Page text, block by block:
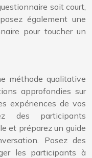
soit court,
également une
pour toucher un
méthode qualitative
approfondies sur
expériences de vos
des participants
et préparez un guide
Posez des
les participants à